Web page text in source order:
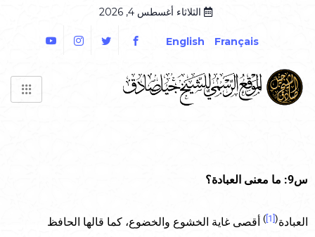
الثلاثاء أغسطس 4, 2026
Français
English
س9: ما معنى العبادة؟
العبادة(
) أقصى غاية الخشوع والخضوع، كما قالها الحافظ